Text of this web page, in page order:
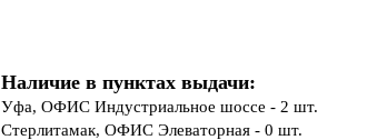
Наличие в пунктах выдачи:
Уфа, ОФИС Индустриальное шоссе - 2 шт.
Стерлитамак, ОФИС Элеваторная - 0 шт.